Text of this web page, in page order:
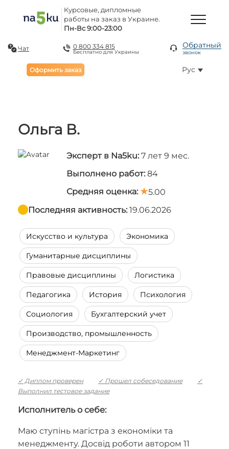
Курсовые, дипломные
работы на заказ в Украине.
Пн-Вс 9:00-23:00
Чат 0 800 334 815
Бесплатно для Украины
Обратный
звонок
Оформить заказ Рус
Ольга В.
Эксперт в Na5ku: 7 лет 9 мес.
Выполнено работ: 84
Средняя оценка:
5.00
Последняя активность: 19.06.2026
Искусство и культура Экономика
Гуманитарные дисциплины
Правовые дисциплины Логистика
Педагогика История Психология
Социология Бухгалтерский учет
Производство, промышленность
Менеджмент-Маркетинг
✓ Диплом проверен ✓ Прошел собеседование
✓
Выполнил тестовое задание
Исполнитель о себе:
Маю ступінь магістра з економіки та
менеджменту. Досвід роботи автором 11